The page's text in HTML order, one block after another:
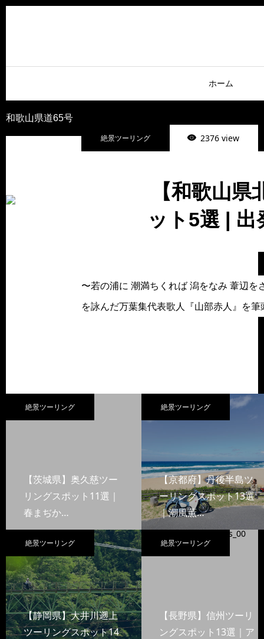
ホーム
和歌山県道65号
絶景ツーリング
2376 view
【和歌山
ット5選 |
〜若の浦に 潮満ちくれば 潟をなみ 葦辺
を詠んだ万葉集代表歌人『山部赤人』を
絶景ツーリング
【茨城県】奥久慈ツー
リングスポット11選｜
春まぢか…
絶景ツーリング
【京都府】丹後半島ツ
ーリングスポット13選
｜潮風薫…
絶景ツーリング
【静岡県】大井川遡上
ツーリングスポット14
絶景ツーリング
【長野県】信州ツーリ
ングスポット13選｜ア